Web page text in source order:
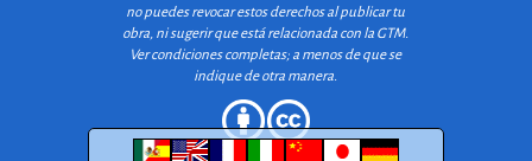
no puedes revocar estos derechos al publicar tu
obra, ni sugerir que está relacionada con la GTM.
Ver condiciones completas; a menos de que se
indique de otra manera.